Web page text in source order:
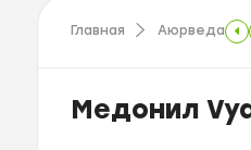
Главная Аюрведа
Медонил